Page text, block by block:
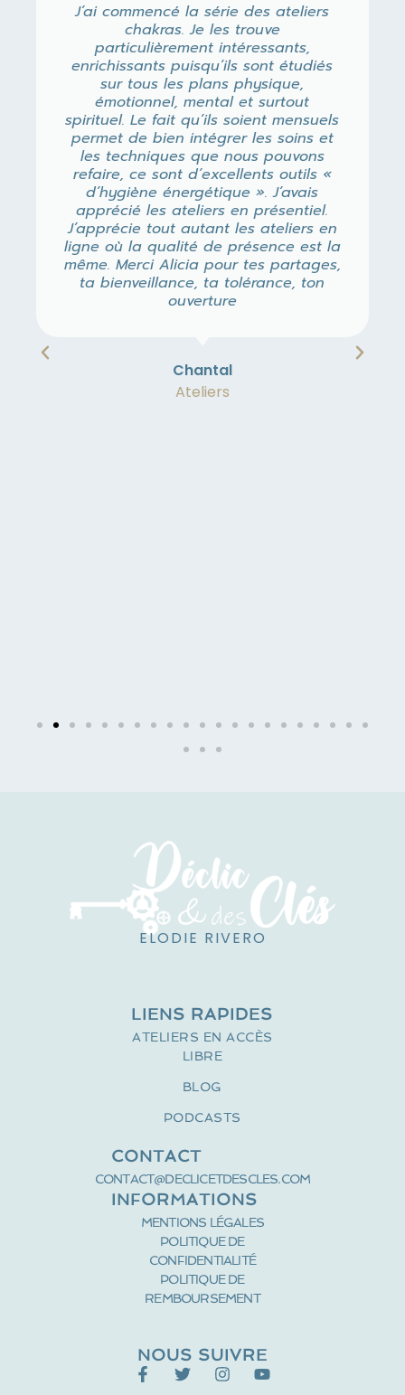
J’ai commencé la série des ateliers
chakras. Je les trouve
particulièrement intéressants,
enrichissants puisqu’ils sont étudiés
sur tous les plans physique,
émotionnel, mental et surtout
spirituel. Le fait qu’ils soient mensuels
permet de bien intégrer les soins et
les techniques que nous pouvons
refaire, ce sont d’excellents outils «
d’hygiène énergétique ». J’avais
apprécié les ateliers en présentiel.
J’apprécie tout autant les ateliers en
ligne où la qualité de présence est la
même. Merci Alicia pour tes partages,
ta bienveillance, ta tolérance, ton
ouverture
Chantal
Ateliers
ELODIE RIVERO
LIENS RAPIDES
ATELIERS EN ACCÈS
LIBRE
BLOG
PODCASTS
CONTACT
CONTACT@DECLICETDESCLES.COM
INFORMATIONS
MENTIONS LÉGALES
POLITIQUE DE
CONFIDENTIALITÉ
POLITIQUE DE
REMBOURSEMENT
NOUS SUIVRE
F T I Y